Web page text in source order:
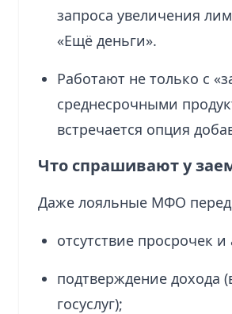
запроса увеличения
«Ещё деньги».
Работают не только с
среднесрочными
встречается опция
Что спрашивают у
Даже лояльные МФО
отсутствие просрочек
подтверждение дохода
госуслуг);